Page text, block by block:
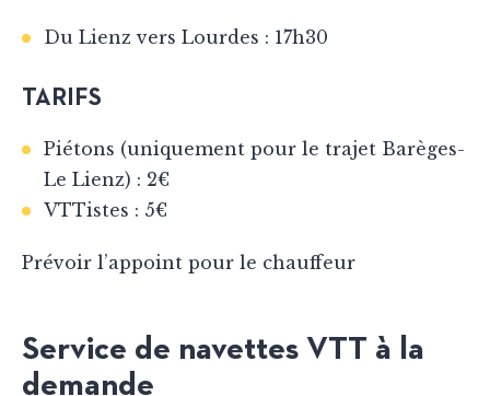
Du Lienz vers Lourdes : 17h30
TARIFS
Piétons (uniquement pour le trajet Barèges-
Le Lienz) : 2€
VTTistes : 5€
Prévoir l’appoint pour le chauffeur
Service de navettes VTT à la
demande